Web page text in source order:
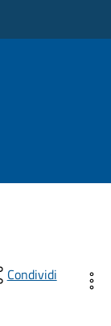
Condividi